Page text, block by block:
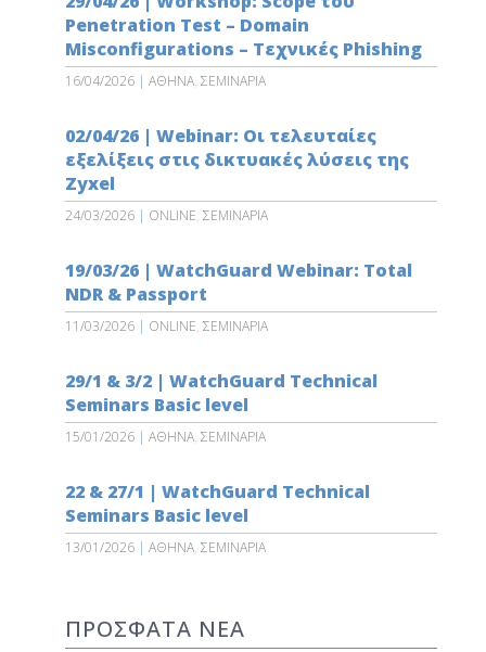
Penetration Test – Domain
Misconfigurations – Τεχνικές Phishing
16/04/2026| ΑΘΗΝΑ, ΣΕΜΙΝΑΡΙΑ
02/04/26 | Webinar: Οι τελευταίες
εξελίξεις στις δικτυακές λύσεις της
Zyxel
24/03/2026| ONLINE, ΣΕΜΙΝΑΡΙΑ
19/03/26 | WatchGuard Webinar: Total
NDR & Passport
11/03/2026| ONLINE, ΣΕΜΙΝΑΡΙΑ
29/1 & 3/2 | WatchGuard Technical
Seminars Basic level
15/01/2026| ΑΘΗΝΑ, ΣΕΜΙΝΑΡΙΑ
22 & 27/1 | WatchGuard Technical
Seminars Basic level
13/01/2026| ΑΘΗΝΑ, ΣΕΜΙΝΑΡΙΑ
ΠΡΟΣΦΑΤΑ ΝΕΑ